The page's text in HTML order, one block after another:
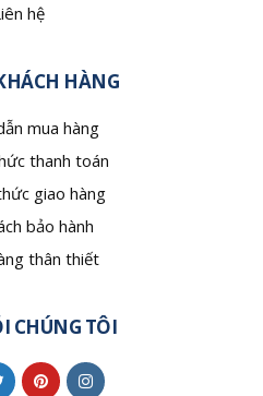
hệ
HÀNG
mua hàng
thanh toán
giao hàng
bảo hành
thân thiết
CHÚNG TÔI